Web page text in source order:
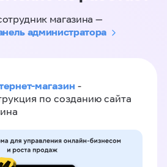
магазина —
администратора
магазин -
по созданию сайта